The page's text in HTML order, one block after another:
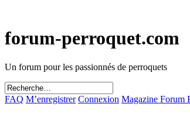
forum-perroquet.com
Un forum pour les passionnés de perroquets
FAQ M’enregistrer Connexion Magazine Forum